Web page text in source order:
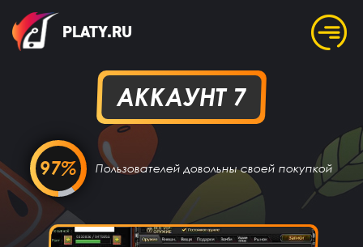
PLATY.RU
АККАУНТ 7
97% Пользователей довольны своей покупкой